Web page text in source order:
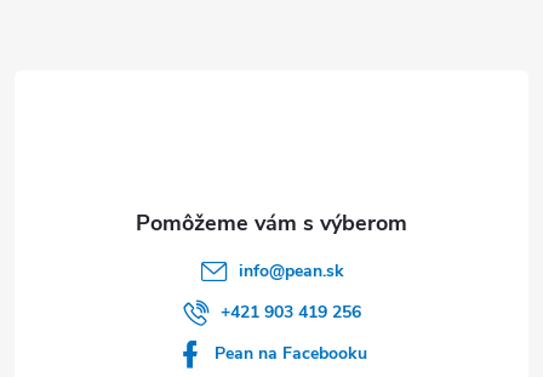
info@pean.sk
+421 903 419 256
Pean na Facebooku